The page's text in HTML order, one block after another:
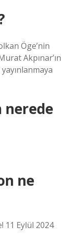
Öge’nin
Akpınar’ın
nerede
ne
11 Eylül 2024